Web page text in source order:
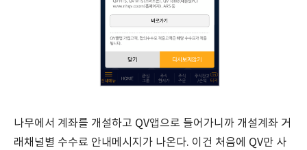
나무에서 계좌를 개설하고 QV앱으로 들어가니까 개설계좌 거
래채널별 수수료 안내메시지가 나온다. 이건 처음에 QV만 사